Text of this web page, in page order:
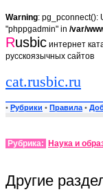
Warning: pg_pconnect():
"phppgadmin" in /var/
Rusbic интернет
русскоязычных сайтов
cat.rusbic.ru
• Рубрики • Правила •
Рубрика: Наука и
Другие